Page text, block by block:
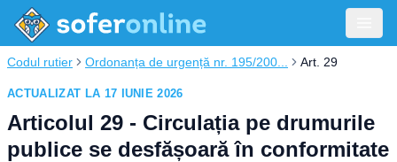
Codul rutier Ordonanța de urgență nr. 195/200... Art. 29
ACTUALIZAT LA 17 IUNIE 2026
Articolul 29 - Circulația pe drumurile
publice se desfășoară în conformitate